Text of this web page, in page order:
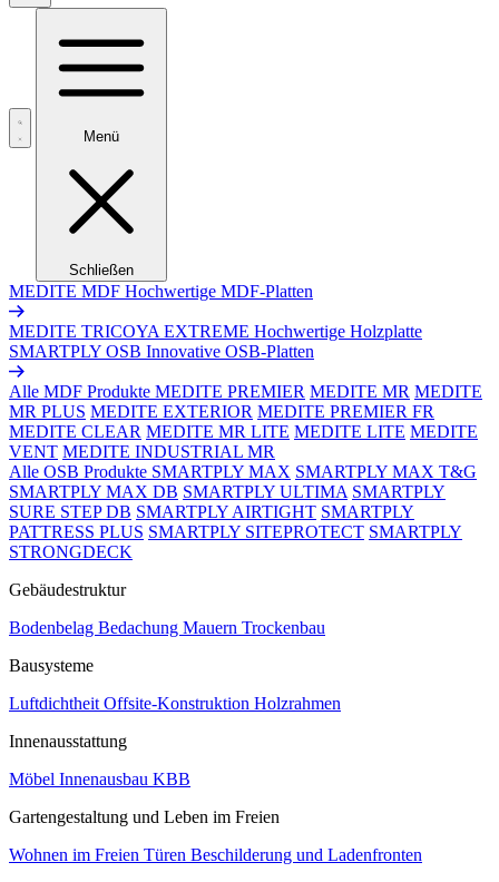
Menü
Schließen
MEDITE MDF Hochwertige MDF-Platten
MEDITE TRICOYA EXTREME Hochwertige Holzplatte
SMARTPLY OSB Innovative OSB-Platten
Alle MDF Produkte MEDITE PREMIER MEDITE MR MEDITE
MR PLUS MEDITE EXTERIOR MEDITE PREMIER FR
MEDITE CLEAR MEDITE MR LITE MEDITE LITE MEDITE
VENT MEDITE INDUSTRIAL MR
Alle OSB Produkte SMARTPLY MAX SMARTPLY MAX T&G
SMARTPLY MAX DB SMARTPLY ULTIMA SMARTPLY
SURE STEP DB SMARTPLY AIRTIGHT SMARTPLY
PATTRESS PLUS SMARTPLY SITEPROTECT SMARTPLY
STRONGDECK
Gebäudestruktur
Bodenbelag Bedachung Mauern Trockenbau
Bausysteme
Luftdichtheit Offsite-Konstruktion Holzrahmen
Innenausstattung
Möbel Innenausbau KBB
Gartengestaltung und Leben im Freien
Wohnen im Freien Türen Beschilderung und Ladenfronten